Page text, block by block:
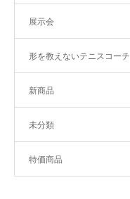
展示会
形を教えないテニスコーチ
新商品
未分類
特価商品